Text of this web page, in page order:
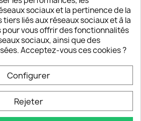
écoute
6/7J de 10h à 18H


sociaux et la pertinence de la
liés aux réseaux sociaux et à la
vous offrir des fonctionnalités
sociaux, ainsi que des
Acceptez-vous ces cookies ?
Configurer
Rejeter